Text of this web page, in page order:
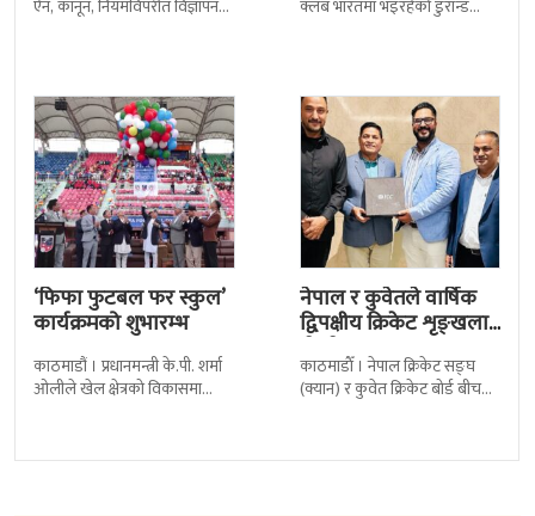
ऐन, कानून, नियमविपरीत विज्ञापन
क्लब भारतमा भइरहेको डुरान्ड
‘फिफा फुटबल फर स्कुल’
कार्यक्रमको शुभारम्भ
काठमाडौं । प्रधानमन्त्री के.पी. शर्मा
ओलीले खेल क्षेत्रको विकासमा
फुटबल संघ
नेपाल र कुवेतले वार्षिक
द्विपक्षीय क्रिकेट शृङ्खला
खेल्ने
काठमाडाैँ । नेपाल क्रिकेट सङ्घ
(क्यान) र कुवेत क्रिकेट बोर्ड बीच
भएकाे